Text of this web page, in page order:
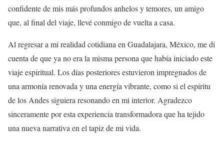
confidente de mis más profundos anhelos y temores, un amigo
que, al final del viaje, llevé conmigo de vuelta a casa.
Al regresar a mi realidad cotidiana en Guadalajara, México, me di
cuenta de que ya no era la misma persona que había iniciado este
viaje espiritual. Los días posteriores estuvieron impregnados de
una armonía renovada y una energía vibrante, como si el espíritu
de los Andes siguiera resonando en mi interior. Agradezco
sinceramente por esta experiencia transformadora que ha tejido
una nueva narrativa en el tapiz de mi vida.